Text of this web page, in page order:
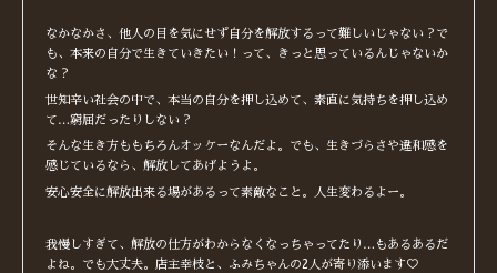
なかなかさ、他人の目を気にせず自分を解放するって難しいじゃない？で
も、本来の自分で生きていきたい！って、きっと思っているんじゃないか
な？
世知辛い社会の中で、本当の自分を押し込めて、素直に気持ちを押し込め
て…窮屈だったりしない？
そんな生き方ももちろんオッケーなんだよ。でも、生きづらさや違和感を
感じているなら、解放してあげようよ。
安心安全に解放出来る場があるって素敵なこと。人生変わるよー。
我慢しすぎて、解放の仕方がわからなくなっちゃってたり…もあるあるだ
よね。でも大丈夫。店主幸枝と、ふみちゃんの2人が寄り添います♡